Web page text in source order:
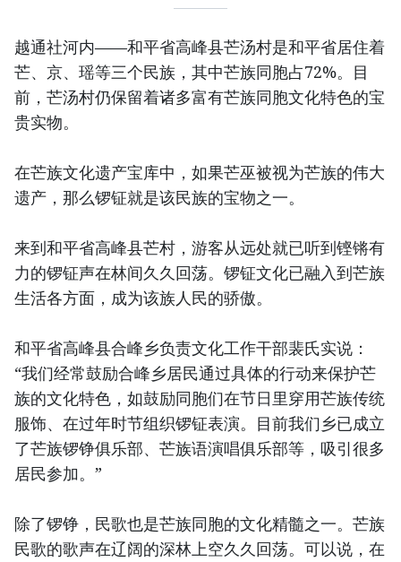
越通社河内——和平省高峰县芒汤村是和平省居住着
芒、京、瑶等三个民族，其中芒族同胞占72%。目
前，芒汤村仍保留着诸多富有芒族同胞文化特色的宝
贵实物。
在芒族文化遗产宝库中，如果芒巫被视为芒族的伟大
遗产，那么锣钲就是该民族的宝物之一。
来到和平省高峰县芒村，游客从远处就已听到铿锵有
力的锣钲声在林间久久回荡。锣钲文化已融入到芒族
生活各方面，成为该族人民的骄傲。
和平省高峰县合峰乡负责文化工作干部裴氏实说：
“我们经常鼓励合峰乡居民通过具体的行动来保护芒
族的文化特色，如鼓励同胞们在节日里穿用芒族传统
服饰、在过年时节组织锣钲表演。目前我们乡已成立
了芒族锣铮俱乐部、芒族语演唱俱乐部等，吸引很多
居民参加。”
除了锣铮，民歌也是芒族同胞的文化精髓之一。芒族
民歌的歌声在辽阔的深林上空久久回荡。可以说，在